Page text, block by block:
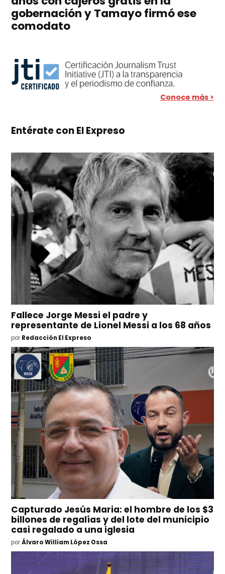
gobernación y Tamayo firmó ese
comodato
Conoce más >
Entérate con El Expreso
Fallece Jorge Messi el padre y
representante de Lionel Messi a los 68 años
por Redacción El Expreso
Capturado Jesús Maria: el hombre de los $3
billones de regalías y del lote del municipio
casi regalado a una iglesia
por Álvaro William López Ossa